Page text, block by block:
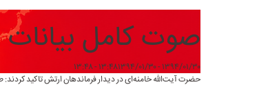
صوت کامل بیانات
۱۳۹۴/۰۱/۳۰ - ۱۳:۴۸ ۱۳۹۴/۰۱/۳۰ - ۱۳:۴۸
حضرت آیت‌الله خامنه‌ای در دیدار فرماندهان ارتش تاکید